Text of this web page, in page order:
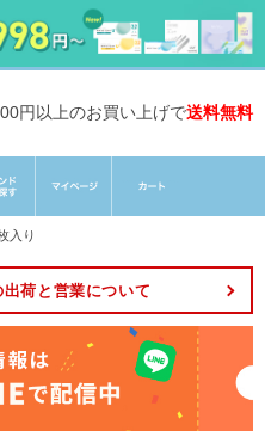
円以上のお買い上げで送料無料
入り
荷と営業について